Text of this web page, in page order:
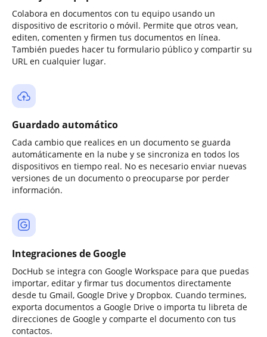
Colabora en documentos con tu equipo usando un
dispositivo de escritorio o móvil. Permite que otros vean,
editen, comenten y firmen tus documentos en línea.
También puedes hacer tu formulario público y compartir su
URL en cualquier lugar.
Guardado automático
Cada cambio que realices en un documento se guarda
automáticamente en la nube y se sincroniza en todos los
dispositivos en tiempo real. No es necesario enviar nuevas
versiones de un documento o preocuparse por perder
información.
Integraciones de Google
DocHub se integra con Google Workspace para que puedas
importar, editar y firmar tus documentos directamente
desde tu Gmail, Google Drive y Dropbox. Cuando termines,
exporta documentos a Google Drive o importa tu libreta de
direcciones de Google y comparte el documento con tus
contactos.